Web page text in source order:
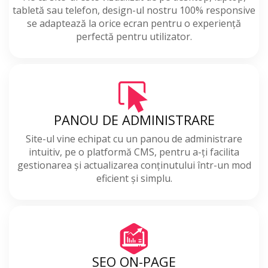
tabletă sau telefon, design-ul nostru 100% responsive
se adaptează la orice ecran pentru o experiență
perfectă pentru utilizator.
PANOU DE ADMINISTRARE
Site-ul vine echipat cu un panou de administrare
intuitiv, pe o platformă CMS, pentru a-ți facilita
gestionarea și actualizarea conținutului într-un mod
eficient și simplu.
SEO ON-PAGE